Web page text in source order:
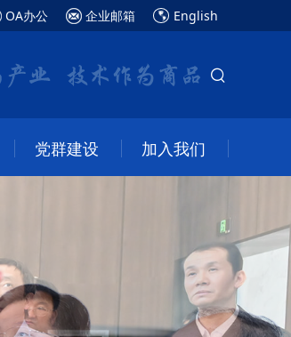
English
企业邮箱
OA办公
党群建设 加入我们